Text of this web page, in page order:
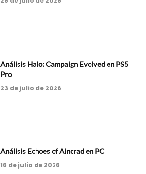
Análisis Halo: Campaign Evolved en PS5
Pro
23 de julio de 2026
Análisis Echoes of Aincrad en PC
16 de julio de 2026